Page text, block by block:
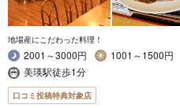
地場産にこだわった料理！
2001～3000円
1001～1500円
美瑛駅徒歩1分
口コミ投稿特典対象店